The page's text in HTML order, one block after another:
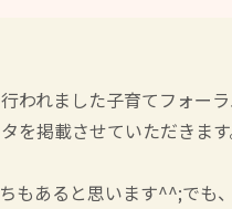
われました子育てフォー
を掲載させていただきます
もあると思います^^;で